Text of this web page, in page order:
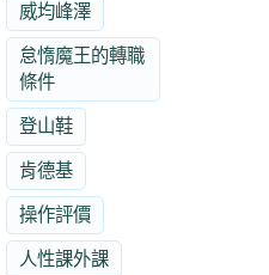
威均峰澤
怠惰魔王的轉職
條件
登山鞋
肯德基
操作評價
人性課外課